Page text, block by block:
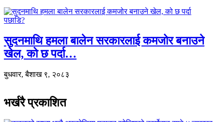
सुदनमाथि हमला बालेन सरकारलाई कमजोर बनाउने
खेल, को छ पर्दा…
बुधवार, बैशाख ९, २०८३
भर्खरै प्रकाशित